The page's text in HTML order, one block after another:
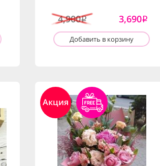
4,900i 3,690i
Добавить в корзину
Акция